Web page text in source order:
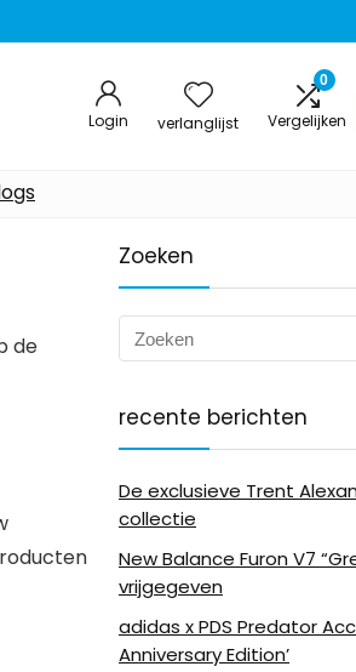
Login verlanglijst
0
Vergelijken
de
Zoeken
recente berichten
De exclusieve Trent
collectie
New Balance Furon V7
vrijgegeven
adidas x PDS Predator
Anniversary Edition’